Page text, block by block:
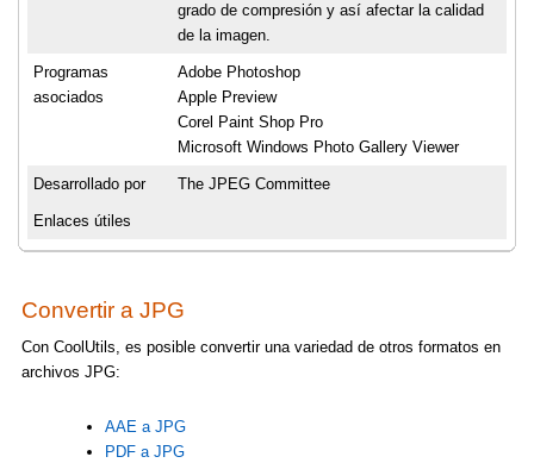
grado de compresión y así afectar la calidad
de la imagen.
Programas
asociados
Adobe Photoshop
Apple Preview
Corel Paint Shop Pro
Microsoft Windows Photo Gallery Viewer
Desarrollado por The JPEG Committee
Enlaces útiles
Convertir a JPG
Con CoolUtils, es posible convertir una variedad de otros formatos en
archivos JPG:
AAE a JPG
PDF a JPG